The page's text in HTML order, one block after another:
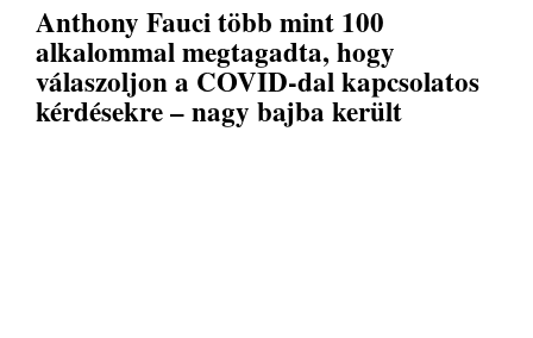
Anthony Fauci több mint 100
alkalommal megtagadta, hogy
válaszoljon a COVID-dal kapcsolatos
kérdésekre – nagy bajba került